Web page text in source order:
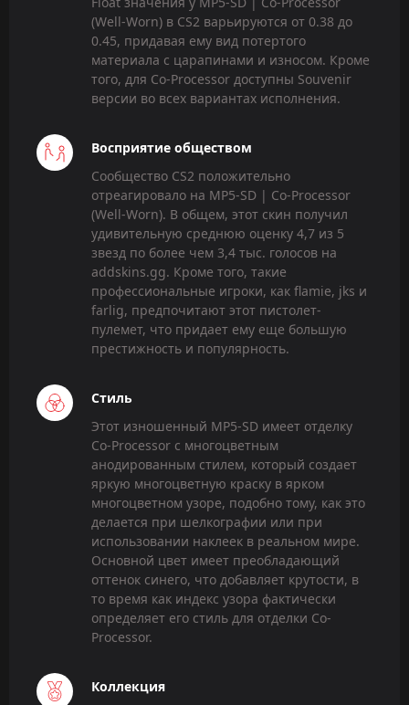
(Well-Worn) в CS2 варьируются от 0.38 до
0.45, придавая ему вид потертого
материала с царапинами и износом. Кроме
того, для Co-Processor доступны Souvenir
версии во всех вариантах исполнения.
Восприятие обществом
Сообщество CS2 положительно
отреагировало на MP5-SD | Co-Processor
(Well-Worn). В общем, этот скин получил
удивительную среднюю оценку 4,7 из 5
звезд по более чем 3,4 тыс. голосов на
addskins.gg. Кроме того, такие
профессиональные игроки, как flamie, jks и
farlig, предпочитают этот пистолет-
пулемет, что придает ему еще большую
престижность и популярность.
Стиль
Этот изношенный MP5-SD имеет отделку
Co-Processor с многоцветным
анодированным стилем, который создает
яркую многоцветную краску в ярком
многоцветном узоре, подобно тому, как это
делается при шелкографии или при
использовании наклеек в реальном мире.
Основной цвет имеет преобладающий
оттенок синего, что добавляет крутости, в
то время как индекс узора фактически
определяет его стиль для отделки Co-
Processor.
Коллекция